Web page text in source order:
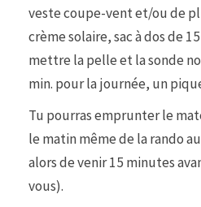
veste coupe-vent et/ou de
crème solaire, sac à dos de
mettre la pelle et la sonde
min. pour la journée, un
Tu pourras emprunter le
le matin même de la rando
alors de venir 15 minutes
vous).